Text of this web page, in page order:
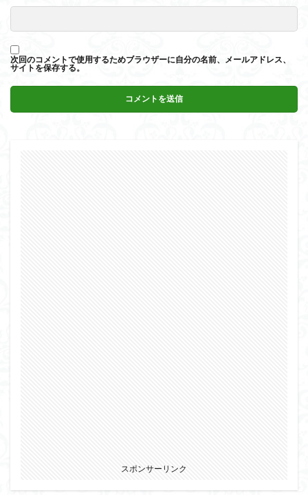
次回のコメントで使用するためブラウザーに自分の名前、メールアドレス、
サイトを保存する。
スポンサーリンク